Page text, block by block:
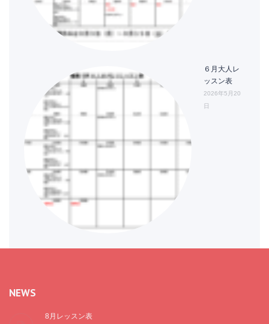
６月大人レ
ッスン表
2026年5月20
日
NEWS
8月レッスン表